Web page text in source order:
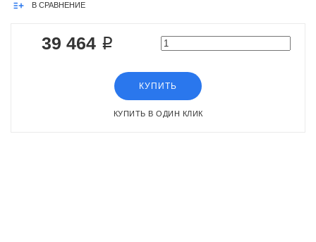
В СРАВНЕНИЕ
39 464 ₽
КУПИТЬ
КУПИТЬ В ОДИН КЛИК